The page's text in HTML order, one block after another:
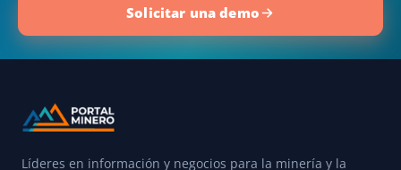
Solicitar una demo
Líderes en información y negocios para la minería y la